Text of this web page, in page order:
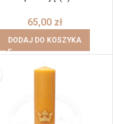
65,00 zł
DODAJ DO KOSZYKA